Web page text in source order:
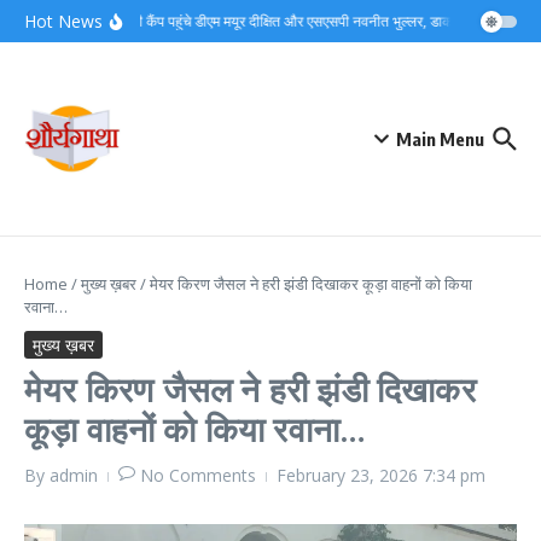
Skip to content
Hot Newsदेर रात बैरागी कैंप पहुंचे डीएम मयूर दीक्षित और एसएसपी नवनीत भुल्लर, डाक कांवड़
Main Menu
Home /मुख्य ख़बर/मेयर किरण जैसल ने हरी झंडी दिखाकर कूड़ा वाहनों को किया
रवाना…
मुख्य ख़बर
मेयर किरण जैसल ने हरी झंडी दिखाकर
कूड़ा वाहनों को किया रवाना…
By admin No Comments February 23, 2026 7:34 pm